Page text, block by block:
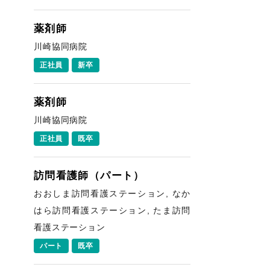
薬剤師
川崎協同病院
正社員 新卒
薬剤師
川崎協同病院
正社員 既卒
訪問看護師（パート）
おおしま訪問看護ステーション, なか
はら訪問看護ステーション, たま訪問
看護ステーション
パート 既卒